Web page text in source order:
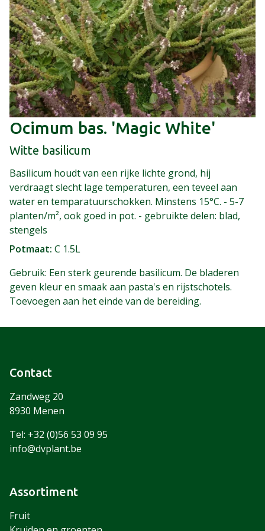
Ocimum bas. 'Magic White'
Witte basilicum
Basilicum houdt van een rijke lichte grond, hij
verdraagt slecht lage temperaturen, een teveel aan
water en temparatuurschokken. Minstens 15°C. - 5-7
planten/m², ook goed in pot. - gebruikte delen: blad,
stengels
Potmaat C 1.5L
Gebruik: Een sterk geurende basilicum. De bladeren
geven kleur en smaak aan pasta's en rijstschotels.
Toevoegen aan het einde van de bereiding.
Contact
Zandweg 20
8930 Menen
Tel: +32 (0)56 53 09 95
info@dvplant.be
Assortiment
Fruit